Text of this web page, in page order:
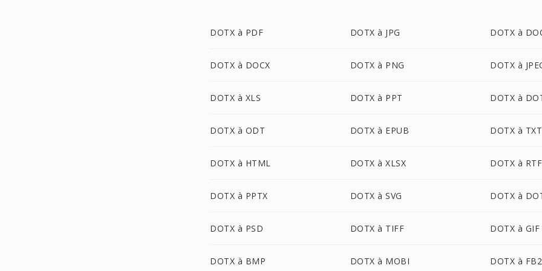
DOTX à PDF DOTX à JPG DOTX à
DOTX à DOCX DOTX à PNG DOTX à
DOTX à XLS DOTX à PPT DOTX à
DOTX à ODT DOTX à EPUB DOTX à TXT
DOTX à HTML DOTX à XLSX DOTX à RTF
DOTX à PPTX DOTX à SVG DOTX à
DOTX à PSD DOTX à TIFF DOTX à GIF
DOTX à BMP DOTX à MOBI DOTX à FB2